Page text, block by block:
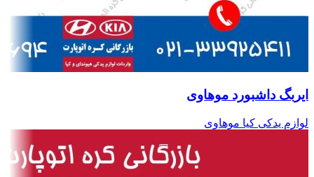
ایربگ داشبورد موهاوی
لوازم یدکی کیا موهاوی